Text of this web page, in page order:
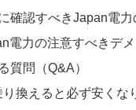
確認すべきJapan電力
電力の注意すべきデメ
質問（Q&A）
り換えると必ず安くな